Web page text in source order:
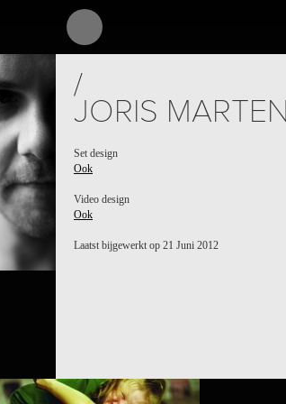
/
JORIS
Set design
Ook
Video design
Ook
Laatst bijgewerkt op 21 Juni 2012